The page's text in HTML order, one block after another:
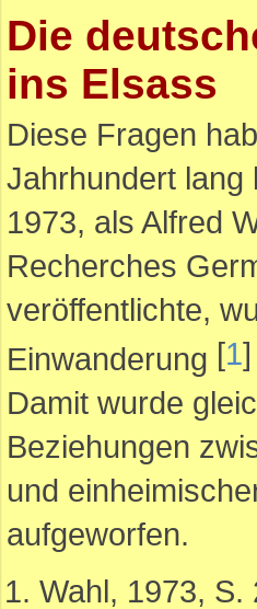
Die
ins Elsass
Diese Fragen
Jahrhundert lang
1973, als Alfred
Recherches
veröffentlichte,
Einwanderung [1]
Damit wurde
Beziehungen
und
aufgeworfen.
Wahl, 1973, S.